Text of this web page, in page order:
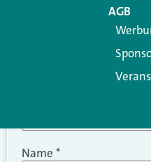
Name *
AGB